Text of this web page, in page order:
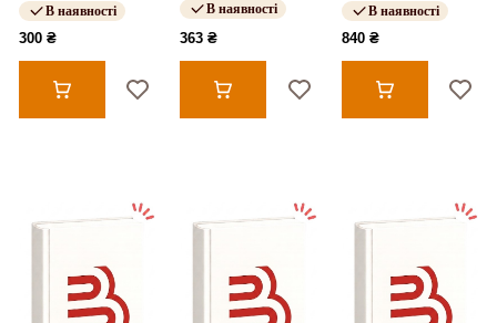
В наявності
300 ₴
В наявності
363 ₴
В наявності
840 ₴